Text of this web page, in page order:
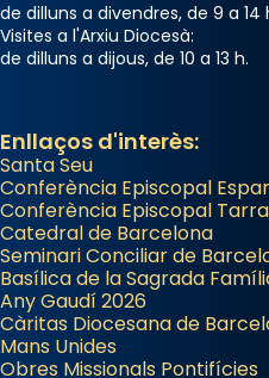
de dilluns a divendres, de 9 a 14
Visites a l'Arxiu Diocesà:
de dilluns a dijous, de 10 a 13 h.
Enllaços d'interès:
Santa Seu
Conferència Episcopal
Conferència Episcopal
Catedral de Barcelona
Seminari Conciliar de
Basílica de la Sagrada
Any Gaudí 2026
Càritas Diocesana de
Mans Unides
Obres Missionals Pontifícies